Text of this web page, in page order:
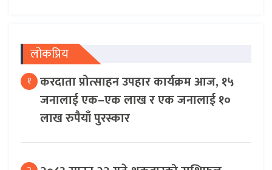
लोकप्रिय
१ करदाता प्रोत्साहन उपहार कार्यक्रम आज, १५
जनालाई एक–एक लाख र एक जनालाई १०
लाख रुपैयाँ पुरस्कार